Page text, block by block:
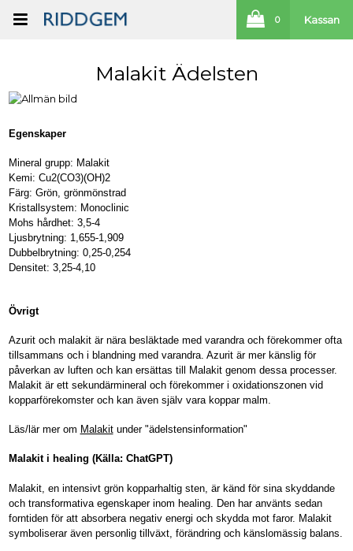
0 Kassan
Malakit Ädelsten
Egenskaper
Mineral grupp: Malakit
Kemi: Cu2(CO3)(OH)2
Färg: Grön, grönmönstrad
Kristallsystem: Monoclinic
Mohs hårdhet: 3,5-4
Ljusbrytning: 1,655-1,909
Dubbelbrytning: 0,25-0,254
Densitet: 3,25-4,10
Övrigt
Azurit och malakit är nära besläktade med varandra och förekommer ofta
tillsammans och i blandning med varandra. Azurit är mer känslig för
påverkan av luften och kan ersättas till Malakit genom dessa processer.
Malakit är ett sekundärmineral och förekommer i oxidationszonen vid
kopparförekomster och kan även själv vara koppar malm.
Läs/lär mer om Malakitunder "ädelstensinformation"
Malakit i healing (Källa: ChatGPT)
Malakit, en intensivt grön kopparhaltig sten, är känd för sina skyddande
och transformativa egenskaper inom healing. Den har använts sedan
forntiden för att absorbera negativ energi och skydda mot faror. Malakit
symboliserar även personlig tillväxt, förändring och känslomässig balans.